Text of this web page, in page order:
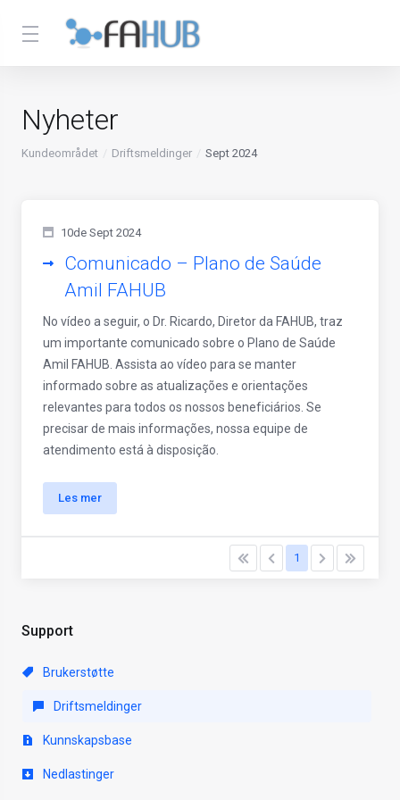
Nyheter
Kundeområdet Driftsmeldinger Sept 2024
Support
Brukerstøtte
Driftsmeldinger
Kunnskapsbase
Nedlastinger
10de Sept 2024
Comunicado – Plano de Saúde
Amil FAHUB
No vídeo a seguir, o Dr. Ricardo, Diretor da FAHUB, traz
um importante comunicado sobre o Plano de Saúde
Amil FAHUB. Assista ao vídeo para se manter
informado sobre as atualizações e orientações
relevantes para todos os nossos beneficiários. Se
precisar de mais informações, nossa equipe de
atendimento está à disposição.
Les mer
1